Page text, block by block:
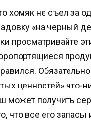
хомяк не съел за
«на черный
просматривайте
ценностей» что-
может получить
что все его запасы